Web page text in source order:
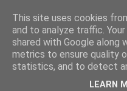
Tillandsia
Tillandsie a další zelená
k našim velkým radostem,
This site uses cookies
and to analyze traffic.
shared with Google along
metrics to ensure quality
statistics, and to detect
LEARN